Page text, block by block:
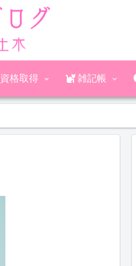
資格取得 雑記帳